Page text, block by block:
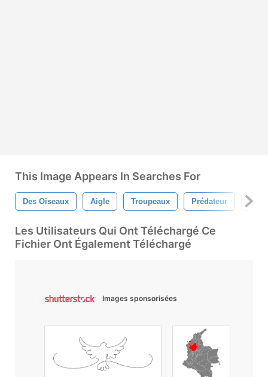
This Image Appears In Searches For
Des Oiseaux Aigle Troupeaux Prédateur
Les Utilisateurs Qui Ont Téléchargé Ce
Fichier Ont Également Téléchargé
Images sponsorisées